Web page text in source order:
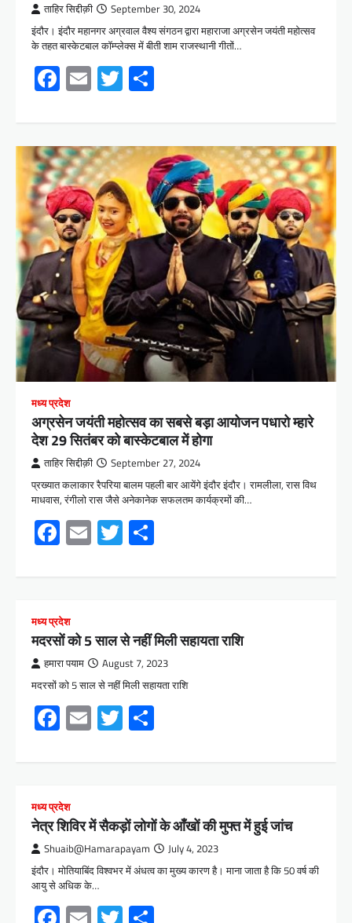
ताहिर सिद्दीक़ी September 30, 2024
इंदौर। इंदौर महानगर अग्रवाल वैश्य संगठन द्वारा महाराजा अग्रसेन जयंती महोत्सव
के तहत बास्केटबाल कॉम्प्लेक्स में बीती शाम राजस्थानी गीतों…
Facebook
EmailTwitter
मध्य प्रदेश
अग्रसेन जयंती महोत्सव का सबसे बड़ा आयोजन पधारो म्हारे
देश 29 सितंबर को बास्केटबाल में होगा
ताहिर सिद्दीक़ी September 27, 2024
प्रख्यात कलाकार रैपरिया बालम पहली बार आयेंगे इंदौर इंदौर। रामलीला, रास विथ
माधवास, रंगीलो रास जैसे अनेकानेक सफलतम कार्यक्रमों की…
Facebook
EmailTwitter
मध्य प्रदेश
मदरसों को 5 साल से नहीं मिली सहायता राशि
हमारा पयाम August 7, 2023
मदरसों को 5 साल से नहीं मिली सहायता राशि
Facebook
EmailTwitter
मध्य प्रदेश
नेत्र शिविर में सैकड़ों लोगों के आँखों की मुफ्त में हुई जांच
Shuaib@Hamarapayam July 4, 2023
इंदौर। मोतियाबिंद विश्वभर में अंधत्व का मुख्य कारण है। माना जाता है कि 50 वर्ष की
आयु से अधिक के…